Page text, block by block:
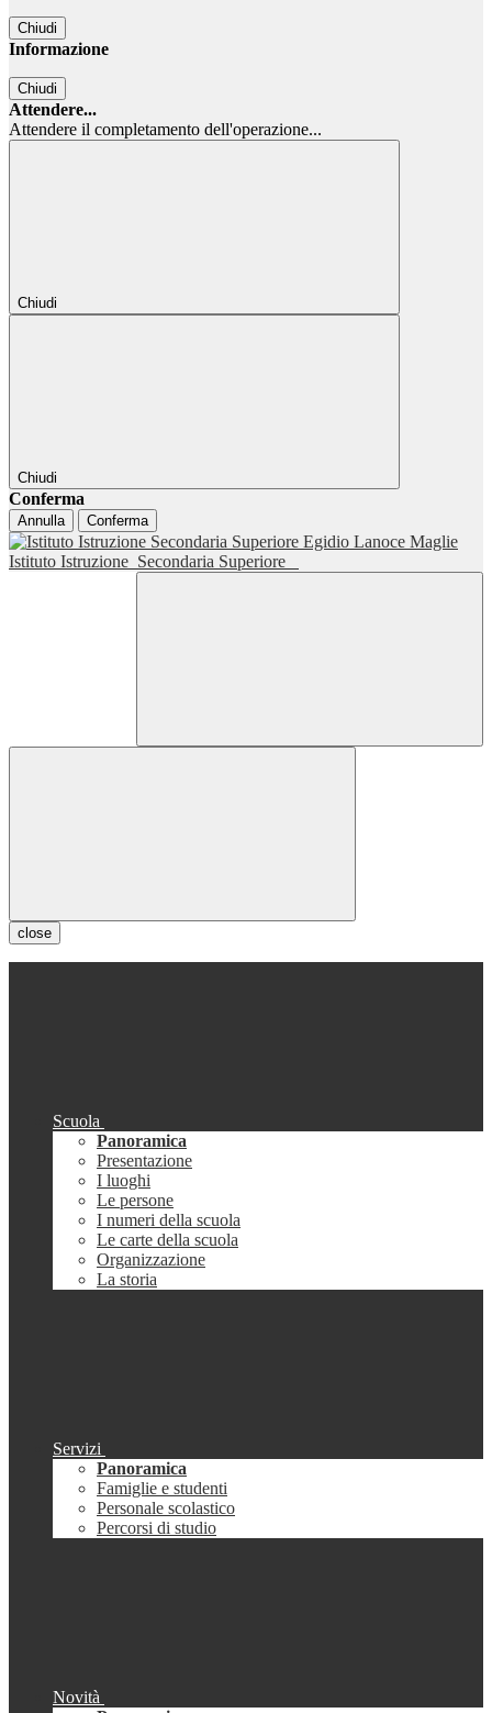
Chiudi
Informazione
Chiudi
Attendere...
Attendere il completamento dell'operazione...
Chiudi
Chiudi
Conferma
Annulla Conferma
Istituto Istruzione Secondaria Superiore
close
Scuola
Panoramica
Presentazione
I luoghi
Le persone
I numeri della scuola
Le carte della scuola
Organizzazione
La storia
Servizi
Panoramica
Famiglie e studenti
Personale scolastico
Percorsi di studio
Novità